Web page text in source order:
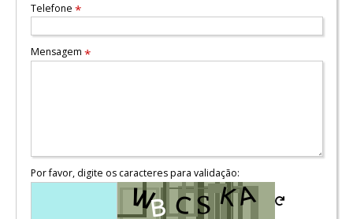
Telefone *
Mensagem *
Por favor, digite os caracteres para validação: